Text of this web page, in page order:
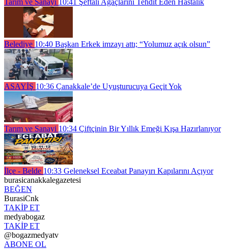
Belediye 10:40 Başkan Erkek imzayı attı; “Yolumuz açık olsun”
ASAYİŞ 10:36 Çanakkale’de Uyuşturucuya Geçit Yok
Tarım ve Sanayi 10:34 Çiftçinin Bir Yıllık Emeği Kışa Hazırlanıyor
İlçe - Belde 10:33 Geleneksel Eceabat Panayırı Kapılarını Açıyor
burasicanakkalegazetesi
BEĞEN
BurasiCnk
TAKİP ET
medyabogaz
TAKİP ET
@bogazmedyatv
ABONE OL